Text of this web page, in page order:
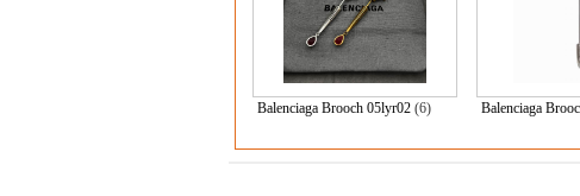
Balenciaga Brooch 05lyr02 (6) Balenciaga